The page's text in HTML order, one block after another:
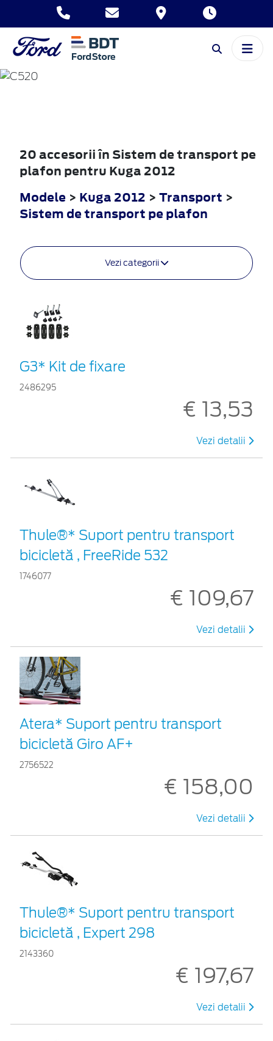
KUGA
20 accesorii în Sistem de transport pe
plafon pentru Kuga 2012
Modele > Kuga 2012 > Transport >
Sistem de transport pe plafon
Vezi categorii
G3* Kit de fixare
2486295
€ 13,53
Vezi detalii
Thule®* Suport pentru transport
bicicletă , FreeRide 532
1746077
€ 109,67
Vezi detalii
Atera* Suport pentru transport
bicicletă Giro AF+
2756522
€ 158,00
Vezi detalii
Thule®* Suport pentru transport
bicicletă , Expert 298
2143360
€ 197,67
Vezi detalii